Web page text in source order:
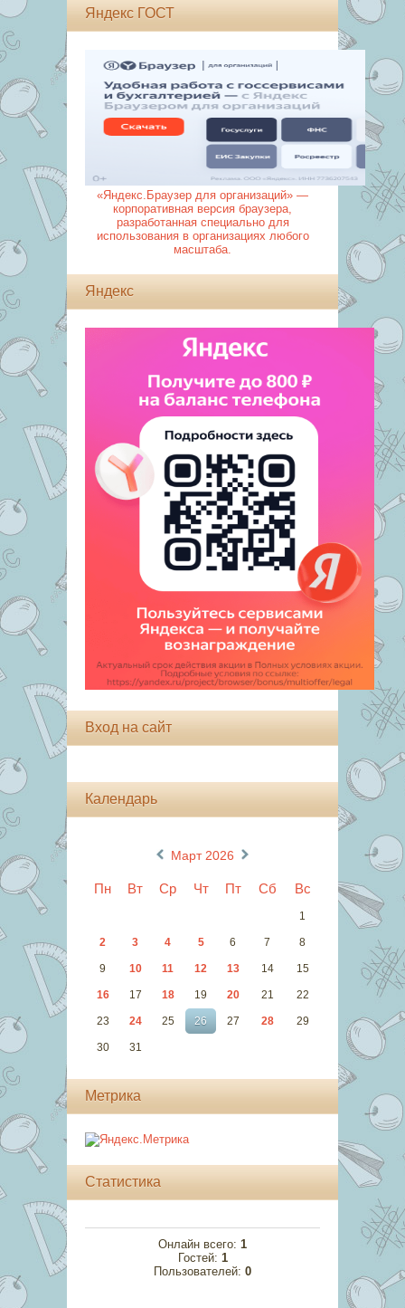
Яндекс ГОСТ
«Яндекс.Браузер для организаций» —
корпоративная версия браузера,
разработанная специально для
использования в организациях любого
масштаба.
Яндекс
Вход на сайт
Календарь
Март 2026
Пн Вт Ср Чт Пт Сб Вс
1
2 3 4 5 6 7 8
9 10 11 12 13 14 15
16 17 18 19 20 21 22
23 24 25 26 27 28 29
30 31
Метрика
Статистика
Онлайн всего: 1
Гостей: 1
Пользователей: 0